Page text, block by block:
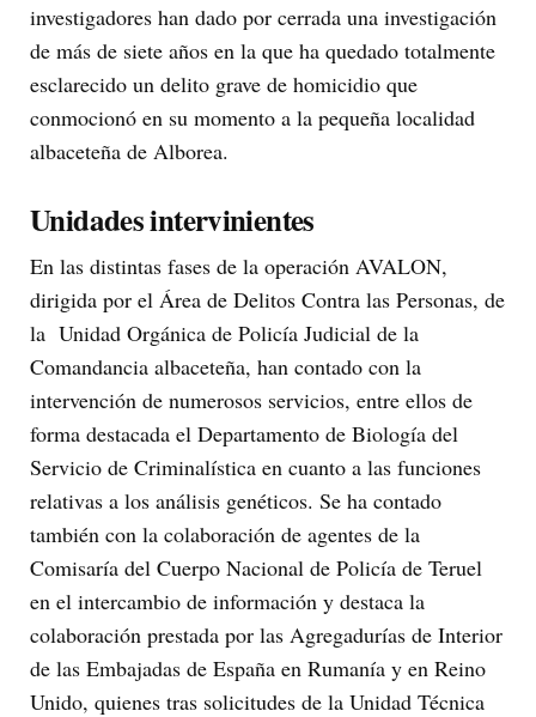
investigadores han dado por cerrada una investigación
de más de siete años en la que ha quedado totalmente
esclarecido un delito grave de homicidio que
conmocionó en su momento a la pequeña localidad
albaceteña de Alborea.
Unidades intervinientes
En las distintas fases de la operación AVALON,
dirigida por el Área de Delitos Contra las Personas, de
la Unidad Orgánica de Policía Judicial de la
Comandancia albaceteña, han contado con la
intervención de numerosos servicios, entre ellos de
forma destacada el Departamento de Biología del
Servicio de Criminalística en cuanto a las funciones
relativas a los análisis genéticos. Se ha contado
también con la colaboración de agentes de la
Comisaría del Cuerpo Nacional de Policía de Teruel
en el intercambio de información y destaca la
colaboración prestada por las Agregadurías de Interior
de las Embajadas de España en Rumanía y en Reino
Unido, quienes tras solicitudes de la Unidad Técnica